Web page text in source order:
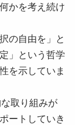
かを考え続け
の自由を」と
」という哲学
を示していま
取り組みが
ートしていき